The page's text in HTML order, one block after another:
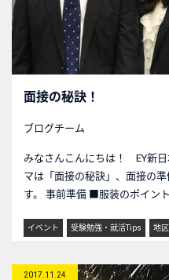
面接の秘訣！
ブログチーム
みなさんこんにちは！ EY新
マは「面接の秘訣」、面接の
す。 事前準備 ■服装のポイン
イベント 受験勉強・就活Tips 地
2017.11.24